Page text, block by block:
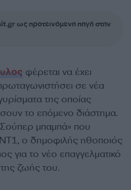
ως προτεινόμενη πηγή στην
φέρεται να έχει
σε νέα
της οποίας
το επόμενο διάστημα.
μπαμπά» που
ο δημοφιλής ηθοποιός
για το νέο επαγγελματικό
ζωής του.